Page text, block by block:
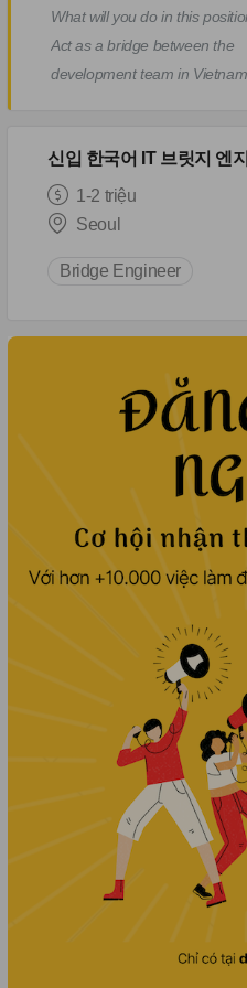
What will you do in this
Act as a bridge between the
development team in
project requirements, then
communicate them to the
team in Vietnam. Propose
issues. Work closely with the
and oversee project
Provide regular work reports
Japanese clients during office
and business meetings to
project acquisition
discussed during the
assignments in Japan if
신입 한국어 IT 브릿지 엔
1-2 triệu
Seoul
Bridge Engineer